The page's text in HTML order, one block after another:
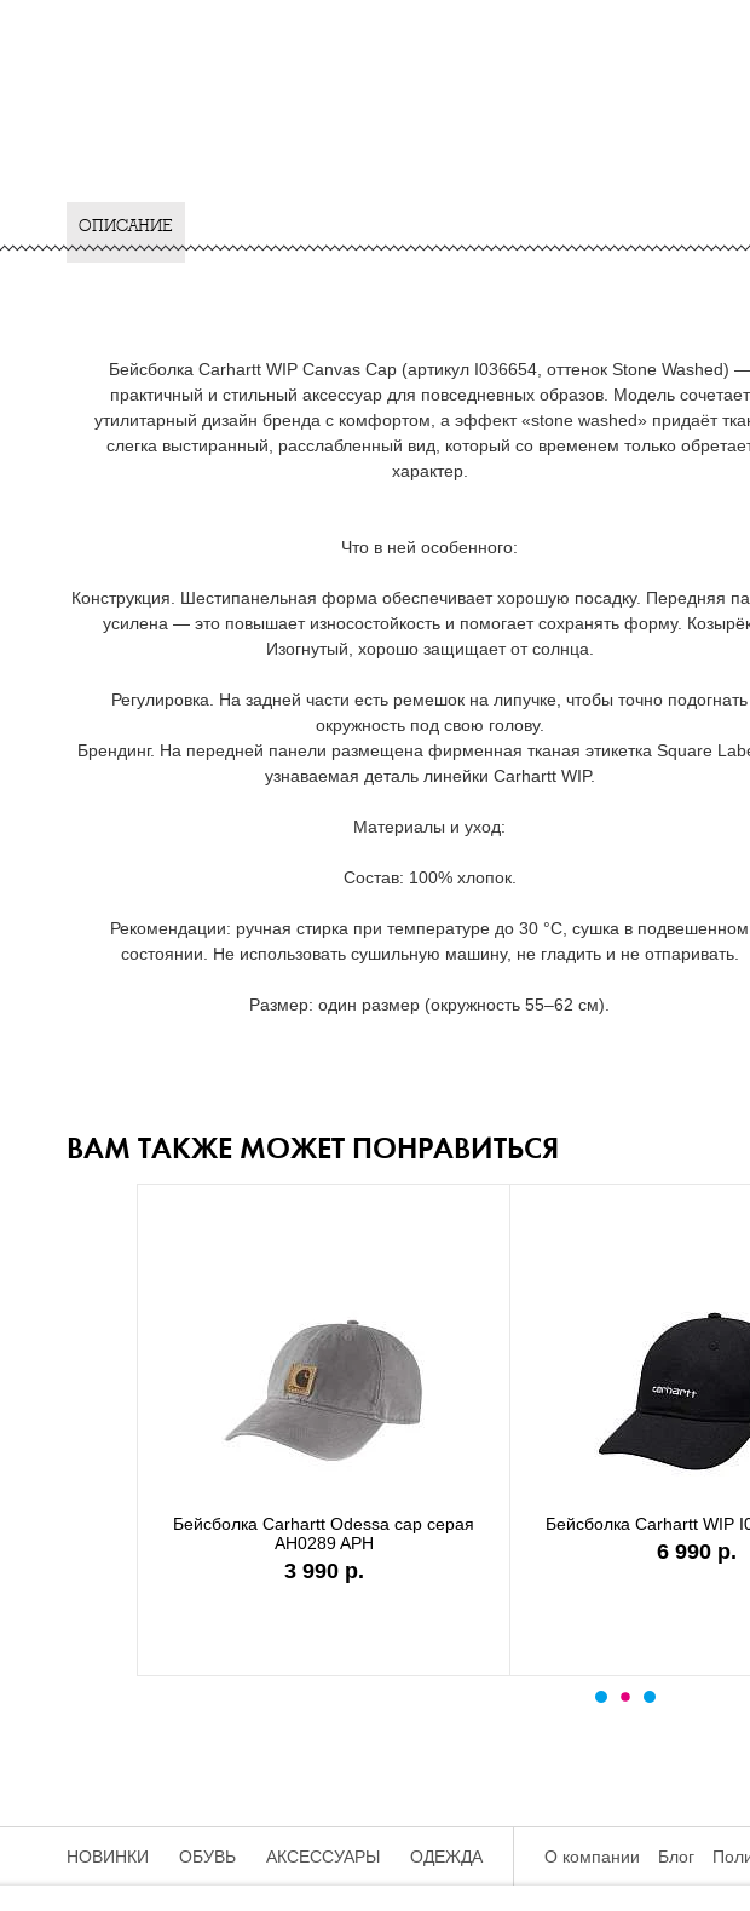
ОПИСАНИЕ
Бейсболка Carhartt WIP Canvas Cap (артикул I036654, оттенок Stone Washed) —
практичный и стильный аксессуар для повседневных образов. Модель сочетает
утилитарный дизайн бренда с комфортом, а эффект «stone washed» придаёт
слегка выстиранный, расслабленный вид, который со временем только
характер.
Что в ней особенного:
Конструкция. Шестипанельная форма обеспечивает хорошую посадку. Передняя
усилена — это повышает износостойкость и помогает сохранять форму.
Изогнутый, хорошо защищает от солнца.
Регулировка. На задней части есть ремешок на липучке, чтобы точно подогнать
окружность под свою голову.
Брендинг. На передней панели размещена фирменная тканая этикетка Square
узнаваемая деталь линейки Carhartt WIP.
Материалы и уход:
Состав: 100% хлопок.
Рекомендации: ручная стирка при температуре до 30 °C, сушка в подвешенном
состоянии. Не использовать сушильную машину, не гладить и не отпаривать.
Размер: один размер (окружность 55–62 см).
ВАМ ТАКЖЕ МОЖЕТ ПОНРАВИТЬСЯ
Бейсболка Carhartt Odessa cap серая
AH0289 APH
3 990 р.
Бейсболка Carhartt WIP I028876
6 990 р.
НОВИНКИ ОБУВЬ АКСЕССУАРЫ ОДЕЖДА О компании Блог